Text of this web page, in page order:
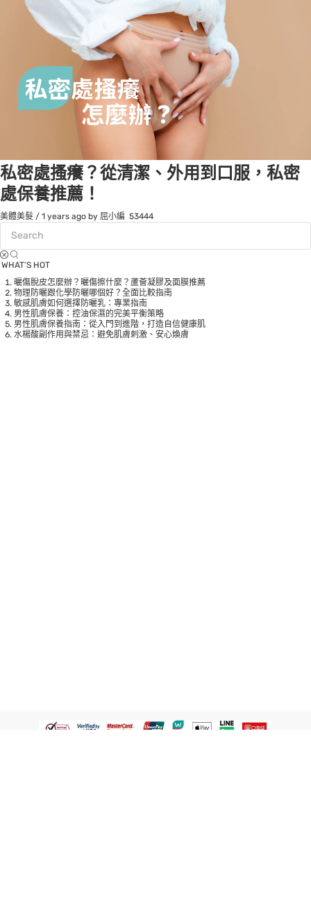
私密處搔癢？從清潔、外用到口服，私密
處保養推薦！
美體美髮 / 1 years ago by 屈小編 53444
WHAT’S HOT
曬傷脫皮怎麼辦？曬傷擦什麼？蘆薈凝膠及面膜推薦
物理防曬跟化學防曬哪個好？全面比較指南
敏感肌膚如何選擇防曬乳：專業指南
男性肌膚保養：控油保濕的完美平衡策略
男性肌膚保養指南：從入門到進階，打造自信健康肌
水楊酸副作用與禁忌：避免肌膚刺激、安心煥膚